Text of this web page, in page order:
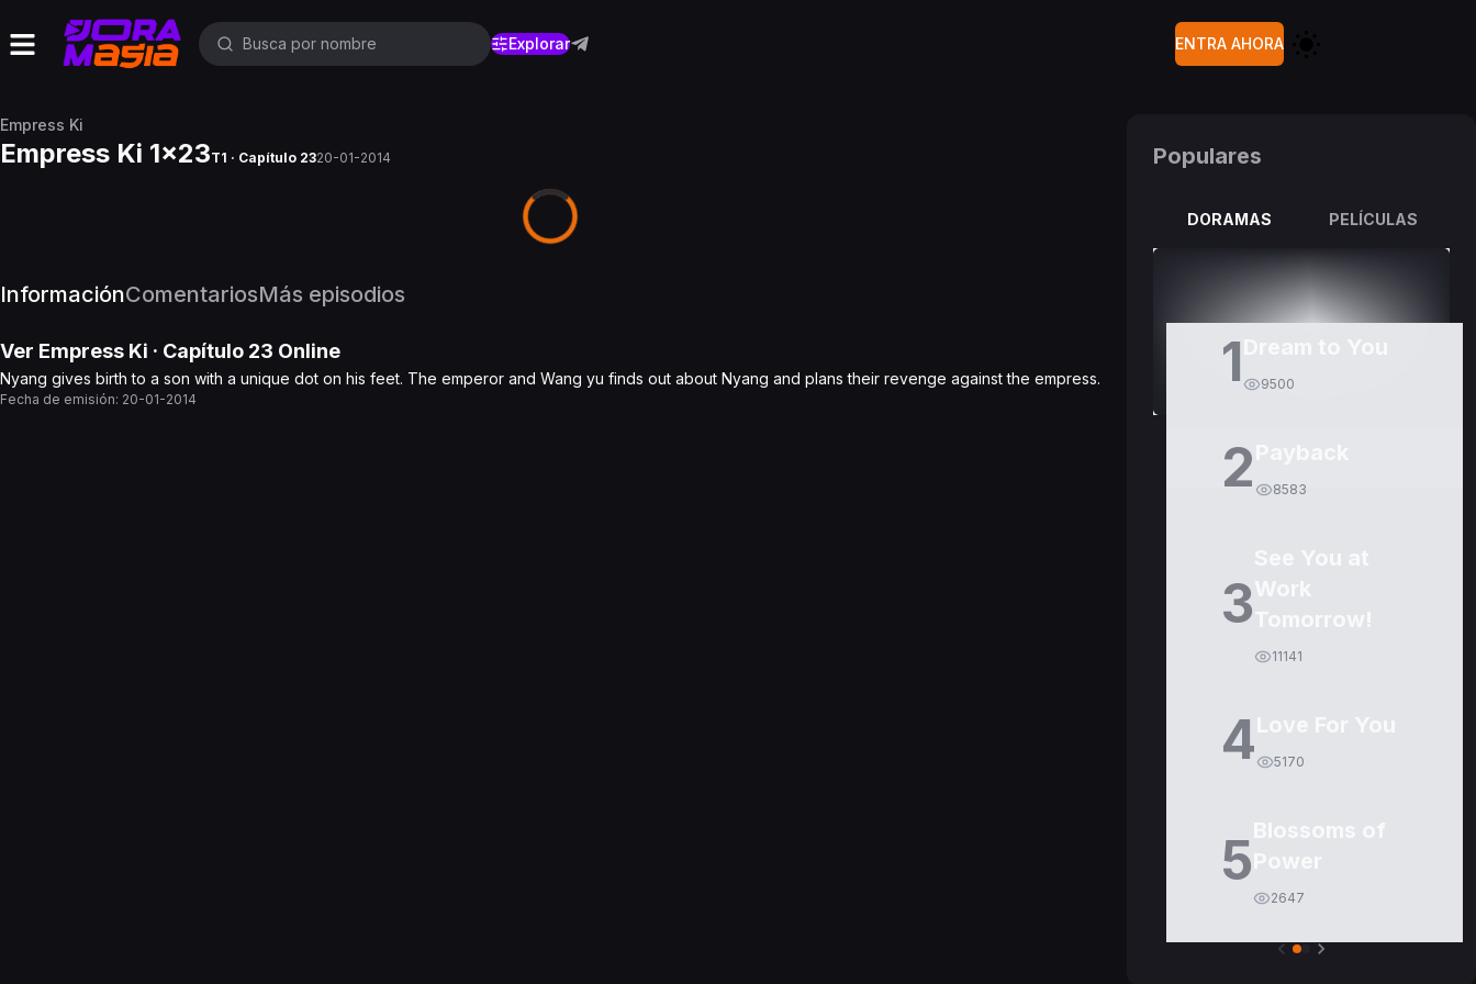
Explorar ENTRA AHORA
Empress Ki
Empress Ki 1x23T1 · Capítulo 2320-01-2014
InformaciónComentariosMás episodios
Ver Empress Ki · Capítulo 23 Online
Nyang gives birth to a son with a unique dot on his feet. The emperor and Wang yu finds out about Nyang and plans their revenge against the empress.
Fecha de emisión: 20-01-2014
Populares
DORAMAS PELÍCULAS
1 9500
2 8583
3
11141
4 5170
5
2647